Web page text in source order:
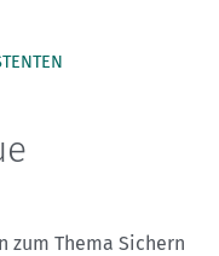
Thema Sichern